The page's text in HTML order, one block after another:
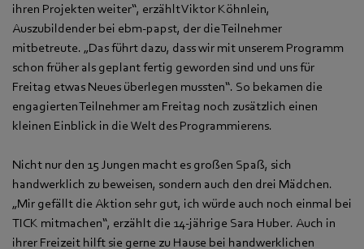
ihren Projekten weiter“, erzählt Viktor Köhnlein,
Auszubildender bei ebm-papst, der die Teilnehmer
mitbetreute. „Das führt dazu, dass wir mit unserem Programm
schon früher als geplant fertig geworden sind und uns für
Freitag etwas Neues überlegen mussten“. So bekamen die
engagierten Teilnehmer am Freitag noch zusätzlich einen
kleinen Einblick in die Welt des Programmierens.
Nicht nur den 15 Jungen macht es großen Spaß, sich
handwerklich zu beweisen, sondern auch den drei Mädchen.
„Mir gefällt die Aktion sehr gut, ich würde auch noch einmal bei
TICK mitmachen“, erzählt die 14-jährige Sara Huber. Auch in
ihrer Freizeit hilft sie gerne zu Hause bei handwerklichen